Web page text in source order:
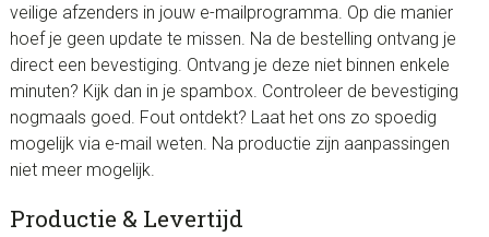
veilige afzenders in jouw e-mailprogramma. Op die manier
hoef je geen update te missen. Na de bestelling ontvang je
direct een bevestiging. Ontvang je deze niet binnen enkele
minuten? Kijk dan in je spambox. Controleer de bevestiging
nogmaals goed. Fout ontdekt? Laat het ons zo spoedig
mogelijk via e-mail weten. Na productie zijn aanpassingen
niet meer mogelijk.
Productie & Levertijd